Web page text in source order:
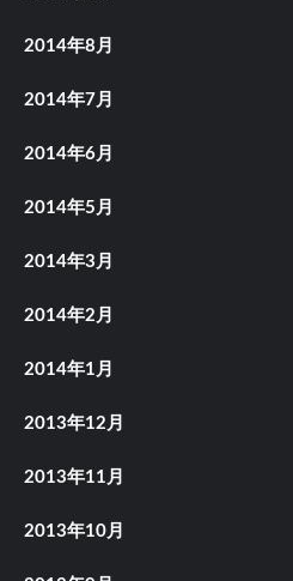
2014年8月
2014年7月
2014年6月
2014年5月
2014年3月
2014年2月
2014年1月
2013年12月
2013年11月
2013年10月